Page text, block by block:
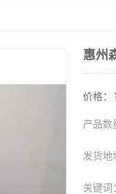
惠州
价格：
产品数
发货地
关键词